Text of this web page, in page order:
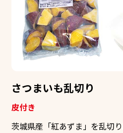
さつまいも乱切り
皮付き
茨城県産「紅あずま」を乱切